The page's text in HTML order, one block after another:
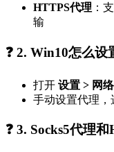
HTTPS代理 ：
输
❓ 2. Win10怎么设
打开 设置 > 网
手动设置代理，
❓ 3. Socks5代理